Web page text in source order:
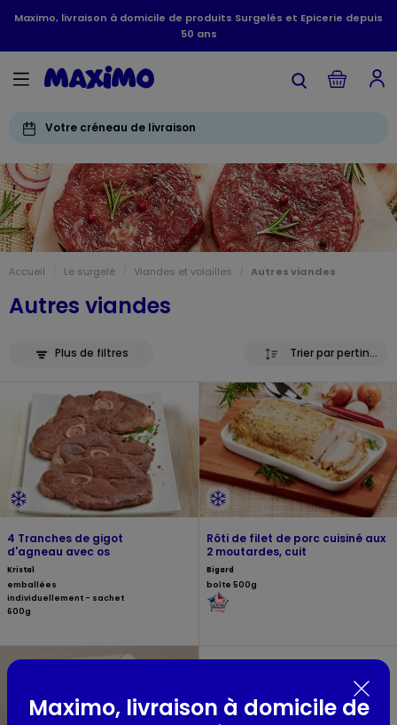
Maximo, livraison à domicile de produits Surgelés et Epicerie depuis
50 ans
Votre créneau de livraison
Accueil Le surgelé Viandes et volailles Autres viandes
Autres viandes
Plus de filtres Trier par pertinence
4 Tranches de gigot
d'agneau avec os
Kristal
emballées
individuellement - sachet
600g
Rôti de filet de porc cuisiné aux
2 moutardes, cuit
Bigard
boîte 500g
Maximo, livraison à domicile de